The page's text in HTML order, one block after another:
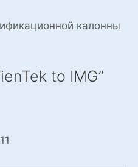
калонны
to IMG”